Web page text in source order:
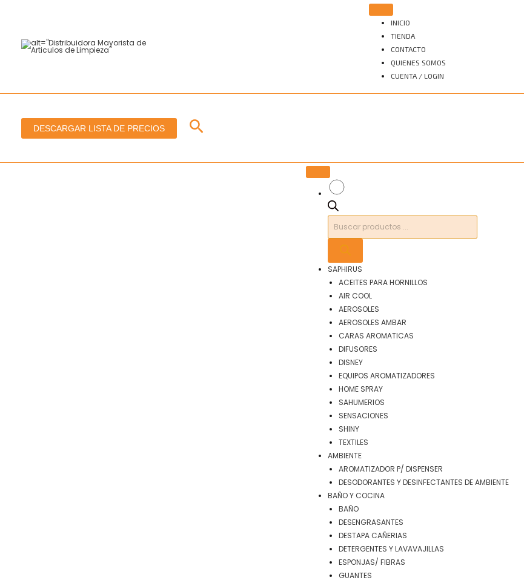
INICIO
TIENDA
CONTACTO
QUIENES SOMOS
CUENTA / LOGIN
DESCARGAR LISTA DE PRECIOS Buscar
SAPHIRUS
ACEITES PARA HORNILLOS
AIR COOL
AEROSOLES
AEROSOLES AMBAR
CARAS AROMATICAS
DIFUSORES
DISNEY
EQUIPOS AROMATIZADORES
HOME SPRAY
SAHUMERIOS
SENSACIONES
SHINY
TEXTILES
AMBIENTE
AROMATIZADOR P/ DISPENSER
DESODORANTES Y DESINFECTANTES DE AMBIENTE
BAÑO Y COCINA
BAÑO
DESENGRASANTES
DESTAPA CAÑERIAS
DETERGENTES Y LAVAVAJILLAS
ESPONJAS/ FIBRAS
GUANTES